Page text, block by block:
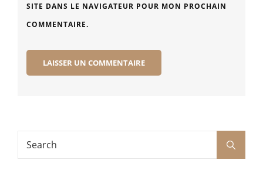
SITE DANS LE NAVIGATEUR POUR MON PROCHAIN
COMMENTAIRE.
Search